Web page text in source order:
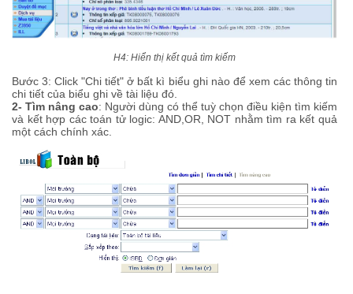
H4: Hiển thị kết quả tìm kiếm
Bước 3: Click "Chi tiết" ở bất kì biểu ghi nào để xem các thông tin
chi tiết của biểu ghi về tài liệu đó.
2- Tìm nâng cao: Người dùng có thể tuỳ chọn điều kiện tìm kiếm
và kết hợp các toán tử logic: AND,OR, NOT nhằm tìm ra kết quả
một cách chính xác.